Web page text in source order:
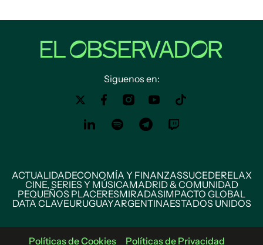
Siguenos en:
ACTUALIDADECONOMÍA Y FINANZASSUCEDERELAX
CINE, SERIES Y MÚSICAMADRID & COMUNIDAD
PEQUEÑOS PLACERESMIRADASIMPACTO GLOBAL
DATA CLAVEURUGUAYARGENTINAESTADOS UNIDOS
Políticas de Cookies Políticas de Privacidad